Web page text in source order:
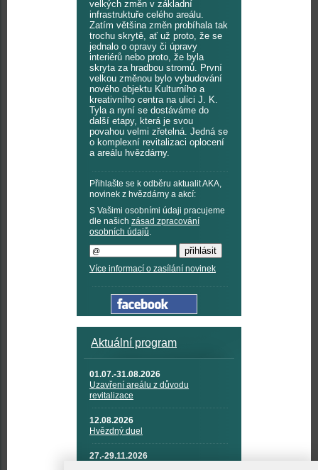
velkých změn v základní
infrastruktuře celého areálu.
Zatím většina změn probíhala tak
trochu skrytě, ať už proto, že se
jednalo o opravy či úpravy
interiérů nebo proto, že byla
skryta za hradbou stromů. První
velkou změnou bylo vybudování
nového objektu Kulturního a
kreativního centra na ulici J. K.
Tyla a nyní se dostáváme do
další etapy, která je svou
povahou velmi zřetelná. Jedná se
o komplexní revitalizaci oplocení
a areálu hvězdárny.
Přihlašte se k odběru aktualit AKA,
novinek z hvězdárny a akcí:
S Vašimi osobními údaji pracujeme
dle našich zásad zpracování
osobních údajů.
Více informací o zasílání novinek
Aktuální program
01.07.-31.08.2026
Uzavření areálu z důvodu
revitalizace
12.08.2026
Hvězdný duel
27.-29.11.2026